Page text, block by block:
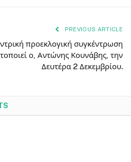
PREVIOUS ARTICLE
προεκλογική συγκέντρωση
ο, Αντώνης Κουνάβης, την
Δευτέρα 2 Δεκεμβρίου.